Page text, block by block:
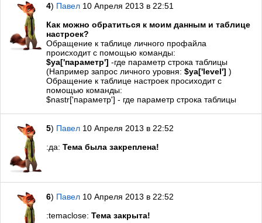
4) Павел 10 Апреля 2013 в 22:51
Как можно обратиться к моим данным и таблице
настроек?
Обращение к таблице личного профайла
происходит с помощью команды:
$ya['параметр'] -где параметр строка таблицы
(Например запрос личного уровня: $ya['level'] )
Обращение к таблице настроек просиходит с
помощью команды:
$nastr['параметр'] - где параметр строка таблицы
5) Павел 10 Апреля 2013 в 22:52
:да: Тема была закреплена!
6) Павел 10 Апреля 2013 в 22:52
:temaclose: Тема закрыта!